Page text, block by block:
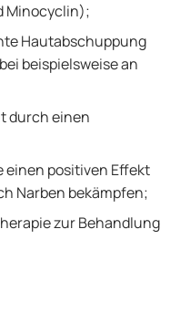
Minocyclin);
Hautabschuppung
beispielsweise an
durch einen
einen positiven Effekt
Narben bekämpfen;
zur Behandlung